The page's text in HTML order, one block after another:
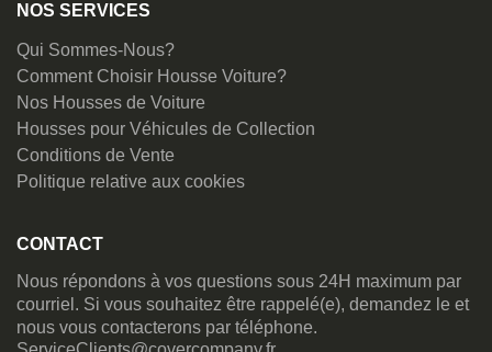
NOS SERVICES
Qui Sommes-Nous?
Comment Choisir Housse Voiture?
Nos Housses de Voiture
Housses pour Véhicules de Collection
Conditions de Vente
Politique relative aux cookies
CONTACT
Nous répondons à vos questions sous 24H maximum par
courriel. Si vous souhaitez être rappelé(e), demandez le et
nous vous contacterons par téléphone.